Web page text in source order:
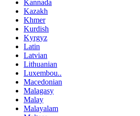
Kannada
Kazakh
Khmer
Kurdish
Kyrgyz
Latin
Latvian
Lithuanian
Luxembou..
Macedonian
Malagasy
Malay
Malayalam